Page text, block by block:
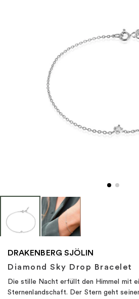
DRAKENBERG SJÖLIN
Diamond Sky Drop Bracelet
Die stille Nacht erfüllt den Himmel mit
Sternenlandschaft. Der Stern geht